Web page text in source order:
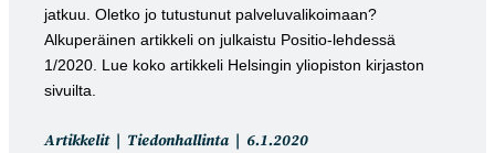
jatkuu. Oletko jo tutustunut palveluvalikoimaan?
Alkuperäinen artikkeli on julkaistu Positio-lehdessä
1/2020. Lue koko artikkeli Helsingin yliopiston kirjaston
sivuilta.
Artikkelin
Artikkelit Tiedonhallinta
Artikkeli
6.1.2020